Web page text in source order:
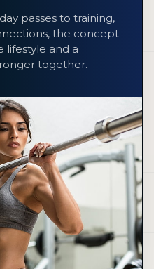
passes to training,
the concept
lifestyle and a
together.